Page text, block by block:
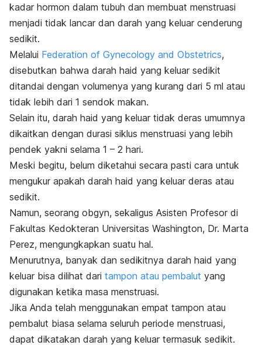
kadar hormon dalam tubuh dan membuat menstruasi
menjadi tidak lancar dan darah yang keluar cenderung
sedikit.
Melalui Federation of Gynecology and Obstetrics,
disebutkan bahwa darah haid yang keluar sedikit
ditandai dengan volumenya yang kurang dari 5 ml atau
tidak lebih dari 1 sendok makan.
Selain itu, darah haid yang keluar tidak deras umumnya
dikaitkan dengan durasi siklus menstruasi yang lebih
pendek yakni selama 1 – 2 hari.
Meski begitu, belum diketahui secara pasti cara untuk
mengukur apakah darah haid yang keluar deras atau
sedikit.
Namun, seorang obgyn, sekaligus Asisten Profesor di
Fakultas Kedokteran Universitas Washington, Dr. Marta
Perez, mengungkapkan suatu hal.
Menurutnya, banyak dan sedikitnya darah haid yang
keluar bisa dilihat dari tampon atau pembalut yang
digunakan ketika masa menstruasi.
Jika Anda telah menggunakan empat tampon atau
pembalut biasa selama seluruh periode menstruasi,
dapat dikatakan darah yang keluar termasuk sedikit.